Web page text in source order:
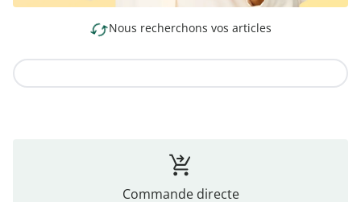
Nous recherchons vos articles
Commande directe